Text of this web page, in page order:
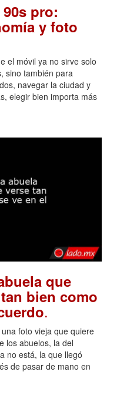
pro:
y foto
el móvil ya no sirve solo
sino también para
navegar la ciudad y
elegir bien importa más
que
bien como
.
foto vieja que quiere
los abuelos, la del
no está, la que llegó
de pasar de mano en